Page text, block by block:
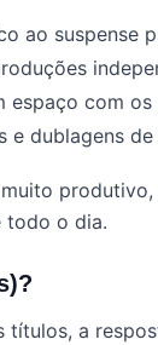
ao suspense
espaço com os
e dublagens de
todo o dia.
a